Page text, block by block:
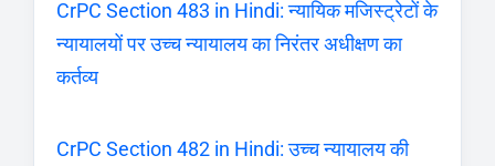
CrPC Section 483 in Hindi: न्यायिक मजिस्ट्रेटों के
न्यायालयों पर उच्च न्यायालय का निरंतर अधीक्षण का
कर्तव्य
CrPC Section 482 in Hindi: उच्च न्यायालय की